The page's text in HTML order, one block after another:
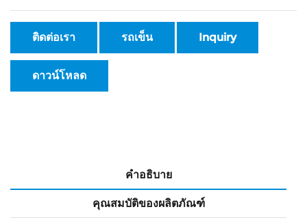
ติดต่อเรา รถเข็น Inquiry
ดาวน์โหลด
คำอธิบาย
คุณสมบัติของผลิตภัณฑ์